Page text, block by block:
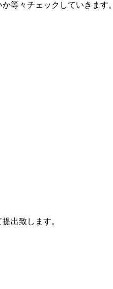
等々チェックしていきます。
出致します。